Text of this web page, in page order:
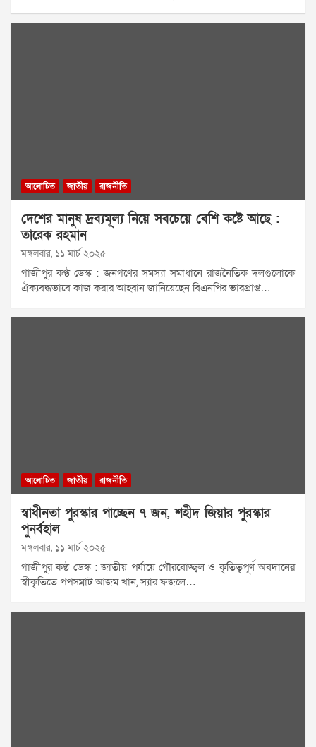
আলোচিত জাতীয় রাজনীতি
দেশের মানুষ দ্রব্যমূল্য নিয়ে সবচেয়ে বেশি কষ্টে আছে :
তারেক রহমান
মঙ্গলবার, ১১ মার্চ ২০২৫
গাজীপুর কণ্ঠ ডেস্ক : জনগণের সমস্যা সমাধানে রাজনৈতিক দলগুলোকে
ঐক্যবদ্ধভাবে কাজ করার আহ্বান জানিয়েছেন বিএনপির ভারপ্রাপ্ত…
আলোচিত জাতীয় রাজনীতি
স্বাধীনতা পুরস্কার পাচ্ছেন ৭ জন, শহীদ জিয়ার পুরস্কার
পুনর্বহাল
মঙ্গলবার, ১১ মার্চ ২০২৫
গাজীপুর কণ্ঠ ডেস্ক : জাতীয় পর্যায়ে গৌরবোজ্জ্বল ও কৃতিত্বপূর্ণ অবদানের
স্বীকৃতিতে পপসম্রাট আজম খান, স্যার ফজলে…